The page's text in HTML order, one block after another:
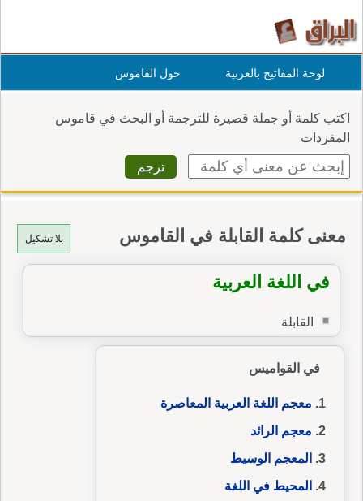
لوحة المفاتيح بالعربية حول القاموس
اكتب كلمة أو جملة قصيرة للترجمة أو البحث في قاموس
المفردات
بلا تشكيل معنى كلمة القابلة في القاموس
في اللغة العربية
القابلة
في القواميس
معجم اللغة العربية المعاصرة
معجم الرائد
المعجم الوسيط
المحيط في اللغة